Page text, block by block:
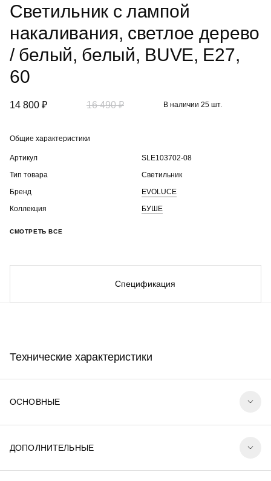
Светильник с лампой
накаливания, светлое дерево
/ белый, белый, BUVE, E27,
60
14 800 ₽ 16 490 ₽ В наличии 25 шт.
Общие характеристики
Артикул
SLE103702-08
Тип товара
Светильник
Бренд
EVOLUCE
Коллекция
БУШЕ
СМОТРЕТЬ ВСЕ
Спецификация
Технические характеристики
ОСНОВНЫЕ
ДОПОЛНИТЕЛЬНЫЕ